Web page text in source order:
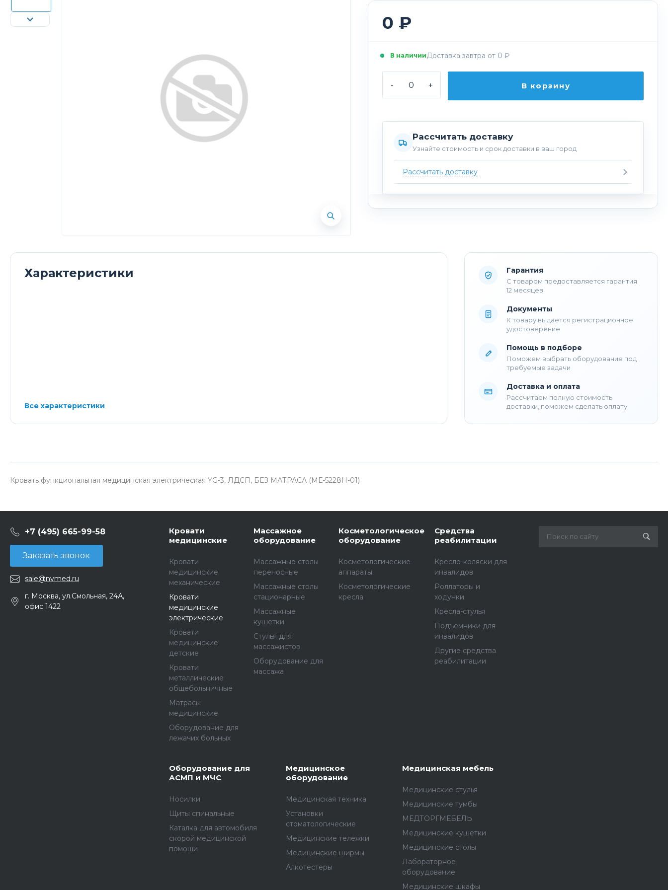
0 ₽
В наличииДоставка завтра от 0 ₽
- + В корзину
Рассчитать доставку
Узнайте стоимость и срок доставки в ваш город
Рассчитать доставку
Характеристики
Все характеристики
Гарантия
С товаром предоставляется гарантия
12 месяцев
Документы
К товару выдается регистрационное
удостоверение
Помощь в подборе
Поможем выбрать оборудование под
требуемые задачи
Доставка и оплата
Рассчитаем полную стоимость
доставки, поможем сделать оплату
Кровать функциональная медицинская электрическая YG-3, ЛДСП, БЕЗ МАТРАСА (МЕ-5228Н-01)
+7 (495) 665-99-58
Заказать звонок
sale@nvmed.ru
г. Москва, ул.Смольная, 24А,
офис 1422
Кровати
медицинские
Кровати
медицинские
механические
Кровати
медицинские
электрические
Кровати
медицинские
детские
Кровати
металлические
общебольничные
Матрасы
медицинские
Оборудование для
лежачих больных
Массажное
оборудование
Массажные столы
переносные
Массажные столы
стационарные
Массажные
кушетки
Стулья для
массажистов
Оборудование для
массажа
Косметологическое
оборудование
Косметологические
аппараты
Косметологические
кресла
Средства
реабилитации
Кресло-коляски для
инвалидов
Роллаторы и
ходунки
Кресла-стулья
Подъемники для
инвалидов
Другие средства
реабилитации
Оборудование для
АСМП и МЧС
Носилки
Щиты спинальные
Каталка для автомобиля
скорой медицинской
помощи
Медицинское
оборудование
Медицинская техника
Установки
стоматологические
Медицинские тележки
Медицинские ширмы
Алкотестеры
Медицинская мебель
Медицинские стулья
Медицинские тумбы
МЕДТОРГМЕБЕЛЬ
Медицинские кушетки
Медицинские столы
Лабораторное
оборудование
Медицинские шкафы